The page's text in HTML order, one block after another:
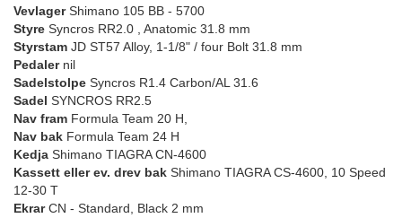
VevlagerShimano 105 BB - 5700
Styre Syncros RR2.0 , Anatomic 31.8 mm
Styrstam JD ST57 Alloy, 1-1/8" / four Bolt 31.8 mm
Pedalernil
Sadelstolpe Syncros R1.4 Carbon/AL 31.6
Sadel SYNCROS RR2.5
Nav fram Formula Team 20 H,
Nav bak Formula Team 24 H
Kedja Shimano TIAGRA CN-4600
Kassett eller ev. drev bak Shimano TIAGRA CS-4600, 10 Speed
12-30 T
EkrarCN - Standard, Black 2 mm